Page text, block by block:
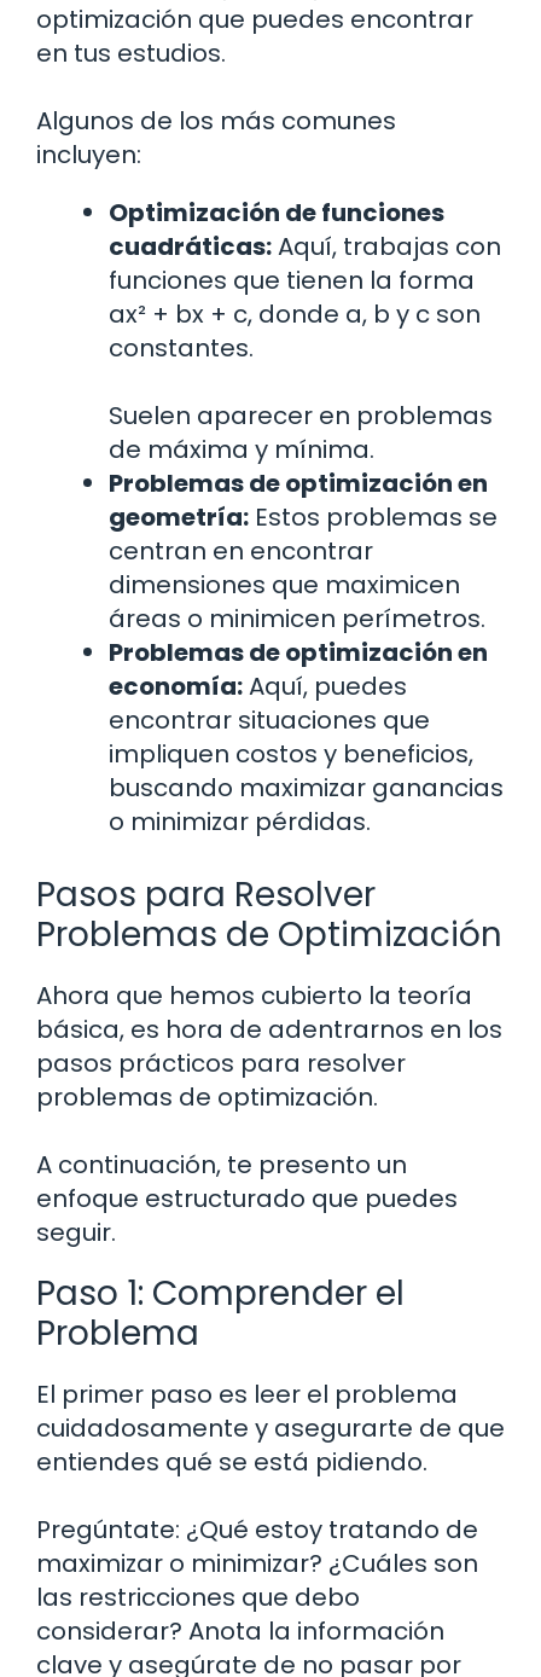
optimización que puedes encontrar
en tus estudios.
Algunos de los más comunes
incluyen:
Optimización de funciones
cuadráticas:Aquí, trabajas con
funciones que tienen la forma
ax² + bx + c, donde a, b y c son
constantes.
Suelen aparecer en problemas
de máxima y mínima.
Problemas de optimización en
geometría: Estos problemas se
centran en encontrar
dimensiones que maximicen
áreas o minimicen perímetros.
Problemas de optimización en
economía:Aquí, puedes
encontrar situaciones que
impliquen costos y beneficios,
buscando maximizar ganancias
o minimizar pérdidas.
Pasos para Resolver
Problemas de Optimización
Ahora que hemos cubierto la teoría
básica, es hora de adentrarnos en los
pasos prácticos para resolver
problemas de optimización.
A continuación, te presento un
enfoque estructurado que puedes
seguir.
Paso 1: Comprender el
Problema
El primer paso es leer el problema
cuidadosamente y asegurarte de que
entiendes qué se está pidiendo.
Pregúntate: ¿Qué estoy tratando de
maximizar o minimizar? ¿Cuáles son
las restricciones que debo
considerar? Anota la información
clave y asegúrate de no pasar por